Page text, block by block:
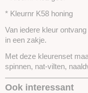
* Kleurnr K58 honing
Van iedere kleur
in een zakje.
Met deze kleurenset
spinnen, nat-vilten,
Ook interessant